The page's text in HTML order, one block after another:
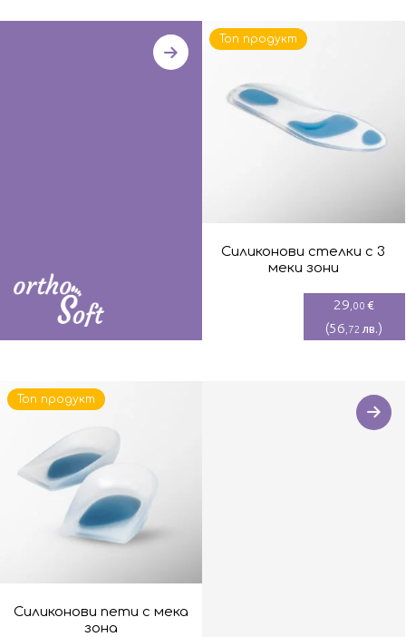
Силиконови стелки с 3
меки зони
29 ,00 €
(56 ,72 лв.)
Топ продукт
Силиконови пети с мека
зона
Топ продукт